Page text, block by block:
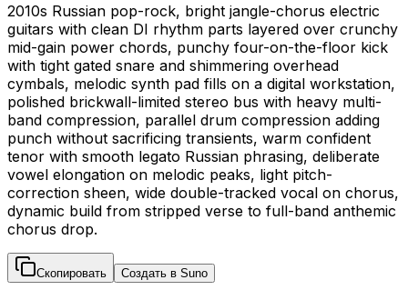
2010s Russian pop-rock, bright jangle-chorus electric
guitars with clean DI rhythm parts layered over crunchy
mid-gain power chords, punchy four-on-the-floor kick
with tight gated snare and shimmering overhead
cymbals, melodic synth pad fills on a digital workstation,
polished brickwall-limited stereo bus with heavy multi-
band compression, parallel drum compression adding
punch without sacrificing transients, warm confident
tenor with smooth legato Russian phrasing, deliberate
vowel elongation on melodic peaks, light pitch-
correction sheen, wide double-tracked vocal on chorus,
dynamic build from stripped verse to full-band anthemic
chorus drop.
Скопировать Создать в Suno